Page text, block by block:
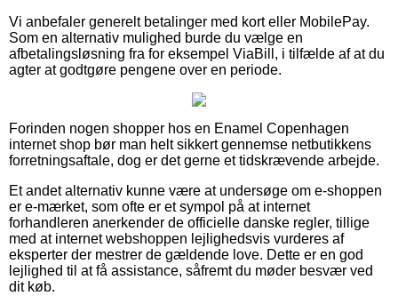
Vi anbefaler generelt betalinger med kort eller MobilePay.
Som en alternativ mulighed burde du vælge en
afbetalingsløsning fra for eksempel ViaBill, i tilfælde af at du
agter at godtgøre pengene over en periode.
Forinden nogen shopper hos en Enamel Copenhagen
internet shop bør man helt sikkert gennemse netbutikkens
forretningsaftale, dog er det gerne et tidskrævende arbejde.
Et andet alternativ kunne være at undersøge om e-shoppen
er e-mærket, som ofte er et sympol på at internet
forhandleren anerkender de officielle danske regler, tillige
med at internet webshoppen lejlighedsvis vurderes af
eksperter der mestrer de gældende love. Dette er en god
lejlighed til at få assistance, såfremt du møder besvær ved
dit køb.